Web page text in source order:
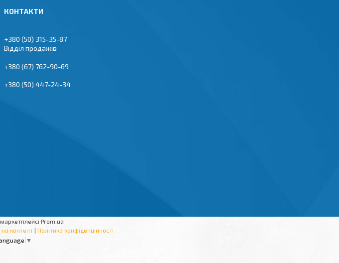
+380 (50) 315-35-87
Відділ продажів
+380 (67) 762-90-69
+380 (50) 447-24-34
Prom.ua
контент | Політика конфіденційності
▼